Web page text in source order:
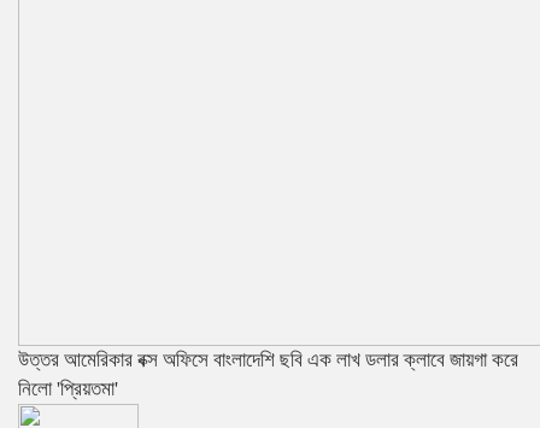
উত্তর আমেরিকার বক্স অফিসে বাংলাদেশি ছবি এক লাখ ডলার ক্লাবে জায়গা করে
নিলো 'প্রিয়তমা'